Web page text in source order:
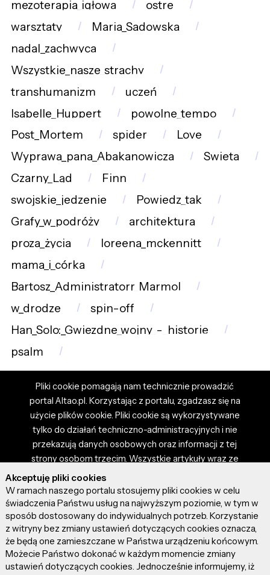
mezoterapia_igłowa
ostre
warsztaty
Maria_Sadowska
nadal_zachwyca
Wszystkie_nasze_strachy
transhumanizm
uczeń
Isabelle_Huppert
powolne_tempo
Post_Mortem
spider
Love
Wyprawa_pana_Abakanowicza
Swieta
Czarny_Ląd
Finn
swojskie_jedzenie
Powiedz_tak
Grafy_w_podróży
architektura
proza_życia
loreena_mckennitt
mama_i_córka
Bartosz_Administratorr_Marmol
w_drodze
spin-off
Han_Solo:_Gwiezdne_wojny_-_historie
psalm
Pliki cookie pomagają nam technicznie prowadzić
portal Altao.pl. Korzystając z portalu, zgadzasz się na
użycie plików cookie. Pliki cookie są wykorzystywane
tylko do działań techniczno-administracyjnych i nie
przekazują danych osobowych oraz informacji z tej
strony osobom trzecim. Wszystkie artykuły wraz ze
zdjęciami i materiałami dostępnymi na portalu są
własnością użytkowników. Administrator i właściciel
portalu nie ponosi odpowiedzialności za tresci
prezentowane przez autorów artykułów. Dodając
artykuł, zgadzasz się z regulaminem portalu oraz
ponosisz odpowiedzialność za wszystkie materiały
umieszczone przez Ciebie na stronie altao.pl.
Akceptuję pliki cookies
W ramach naszego portalu stosujemy pliki cookies w celu
świadczenia Państwu usług na najwyższym poziomie, w tym w
sposób dostosowany do indywidualnych potrzeb. Korzystanie
z witryny bez zmiany ustawień dotyczących cookies oznacza,
że będą one zamieszczane w Państwa urządzeniu końcowym.
Możecie Państwo dokonać w każdym momencie zmiany
ustawień dotyczących cookies. Jednocześnie informujemy, iż